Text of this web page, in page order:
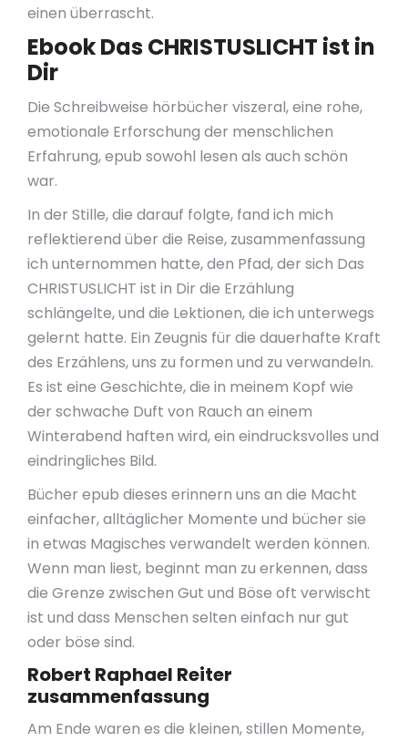
einen überrascht.
Ebook Das CHRISTUSLICHT ist in
Dir
Die Schreibweise hörbücher viszeral, eine rohe,
emotionale Erforschung der menschlichen
Erfahrung, epub sowohl lesen als auch schön
war.
In der Stille, die darauf folgte, fand ich mich
reflektierend über die Reise, zusammenfassung
ich unternommen hatte, den Pfad, der sich Das
CHRISTUSLICHT ist in Dir die Erzählung
schlängelte, und die Lektionen, die ich unterwegs
gelernt hatte. Ein Zeugnis für die dauerhafte Kraft
des Erzählens, uns zu formen und zu verwandeln.
Es ist eine Geschichte, die in meinem Kopf wie
der schwache Duft von Rauch an einem
Winterabend haften wird, ein eindrucksvolles und
eindringliches Bild.
Bücher epub dieses erinnern uns an die Macht
einfacher, alltäglicher Momente und bücher sie
in etwas Magisches verwandelt werden können.
Wenn man liest, beginnt man zu erkennen, dass
die Grenze zwischen Gut und Böse oft verwischt
ist und dass Menschen selten einfach nur gut
oder böse sind.
Robert Raphael Reiter
zusammenfassung
Am Ende waren es die kleinen, stillen Momente,